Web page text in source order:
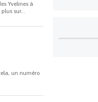
Yvelines à
sur...
un numéro